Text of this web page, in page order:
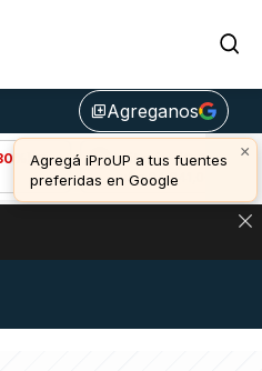
library_addAgreganos
×
Agregá iProUP a tus fuentes
preferidas en Google
Bitcoin (0,75%)
u$s 64.641,00
DEFINE LOS PRECIOS DE